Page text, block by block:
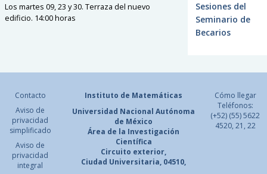
Los martes 09, 23 y 30.Terraza del nuevo
edificio. 14:00 horas
Sesiones del
Seminario de
Becarios
Contacto
Aviso de
privacidad
simplificado
Aviso de
privacidad
integral
Instituto de Matemáticas
Universidad Nacional Autónoma
de México
Área de la Investigación
Científica
Circuito exterior,
Ciudad Universitaria, 04510,
Cómo llegar
Teléfonos:
(+52) (55) 5622
4520, 21, 22